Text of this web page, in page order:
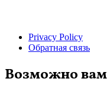
Privacy Policy
Обратная связь
Возможно вам